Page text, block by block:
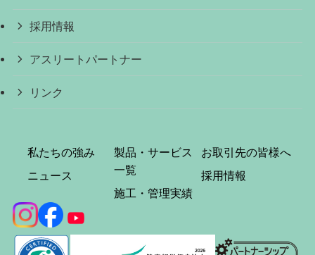
採用情報
アスリートパートナー
リンク
私たちの強み
ニュース
製品・サービス
一覧
施工・管理実績
お取引先の皆様へ
採用情報